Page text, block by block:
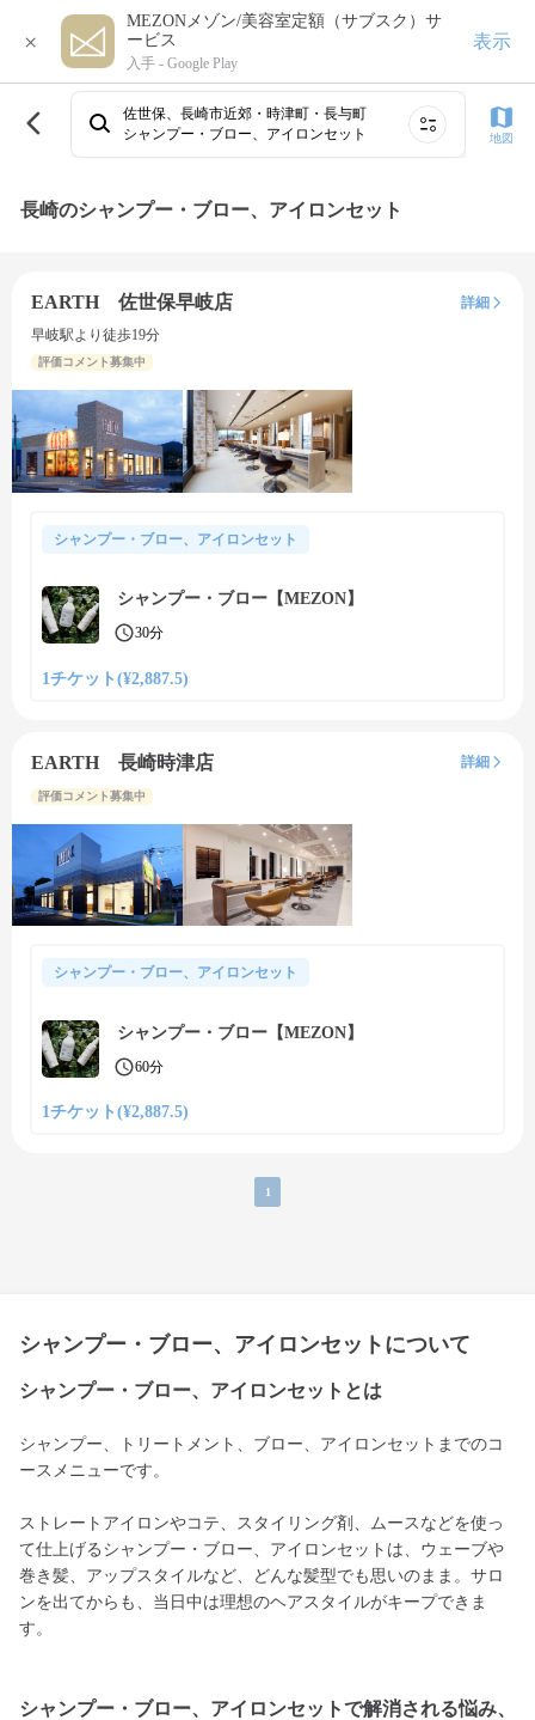
×
MEZONメゾン/美容室定額（サブスク）サ
ービス
入手 - Google Play
表示
佐世保、長崎市近郊・時津町・長与町
シャンプー・ブロー、アイロンセット
地図
長崎のシャンプー・ブロー、アイロンセット
EARTH 佐世保早岐店
詳細
早岐駅より徒歩19分
評価コメント募集中
シャンプー・ブロー、アイロンセット
シャンプー・ブロー【MEZON】
30分
1チケット(¥2,887.5)
EARTH 長崎時津店 詳細
評価コメント募集中
シャンプー・ブロー、アイロンセット
シャンプー・ブロー【MEZON】
60分
1チケット(¥2,887.5)
1
シャンプー・ブロー、アイロンセットについて
シャンプー・ブロー、アイロンセットとは
シャンプー、トリートメント、ブロー、アイロンセットまでのコ
ースメニューです。
ストレートアイロンやコテ、スタイリング剤、ムースなどを使っ
て仕上げるシャンプー・ブロー、アイロンセットは、ウェーブや
巻き髪、アップスタイルなど、どんな髪型でも思いのまま。サロ
ンを出てからも、当日中は理想のヘアスタイルがキープできま
す。
シャンプー・ブロー、アイロンセットで解消される悩み、